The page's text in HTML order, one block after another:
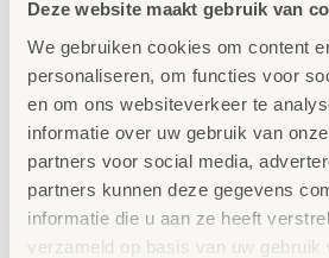
Deze website maakt gebruik van
We gebruiken cookies om content
personaliseren, om functies voor
en om ons websiteverkeer te
informatie over uw gebruik van
partners voor social media,
partners kunnen deze gegevens
informatie die u aan ze heeft
verzameld op basis van uw gebruik
Duurzaamheid: wij werken
producten, waaronder onze
100% FSC -gecertificeerd
Daarnaast zelfs voorzien
milieukeurmerk
EU-Ecolabel
Extra informatie
SKU 85851